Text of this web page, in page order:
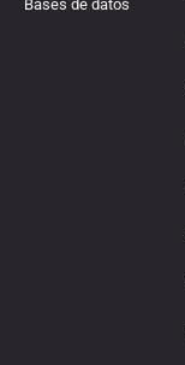
Bases de datos